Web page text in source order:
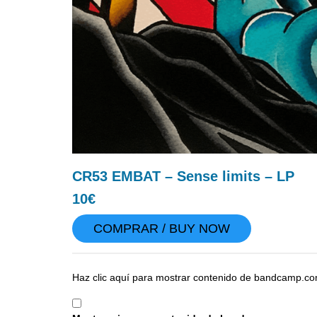
CR53 EMBAT – Sense limits – LP
10€
COMPRAR / BUY NOW
Mostrar
de
Haz clic aquí para mostrar contenido de